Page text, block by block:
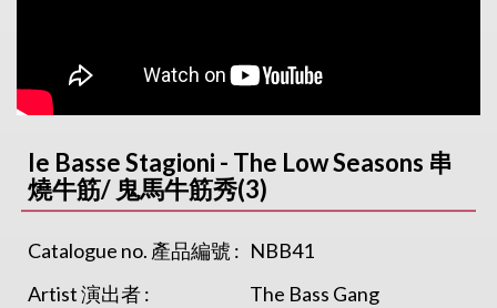
Ie Basse Stagioni - The Low Seasons 串
燒牛筋/ 鬼馬牛筋秀(3)
Catalogue no. 產品編號 : NBB41
Artist 演出者 :
The Bass Gang